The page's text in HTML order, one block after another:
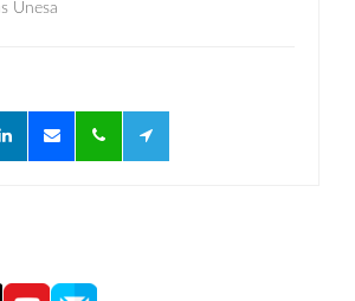
Unesa